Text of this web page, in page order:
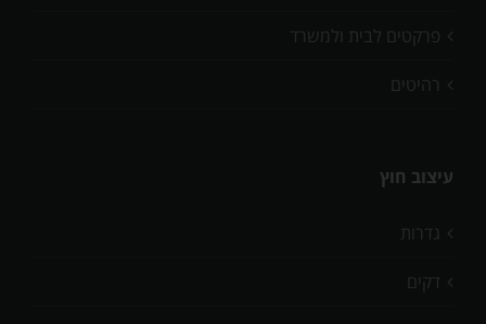
פרקטים לבית ולמשרד
רהיטים
עיצוב חוץ
גדרות
דקים